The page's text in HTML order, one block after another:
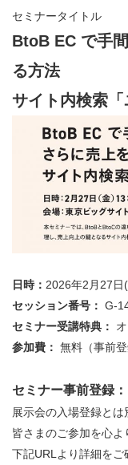
セミナータイトル
BtoB EC で手
る方法
サイト内検索「
日時： 2026年2月27
セッション番号： G-
セミナー受講特典：
参加費： 無料（事前登
セミナー事前登録：
展示会の入場登録とは
皆さまのご参加を心よ
下記URLより詳細をご